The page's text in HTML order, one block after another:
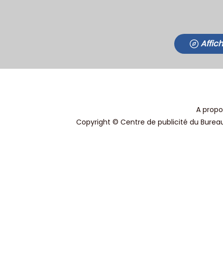
A
Copyright © Centre de publicité du